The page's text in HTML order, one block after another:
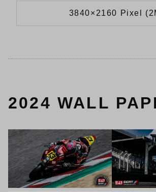
3840×2160 Pixel
2024 WALL